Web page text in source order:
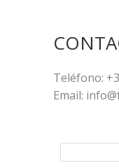
Teléfono:
Email: